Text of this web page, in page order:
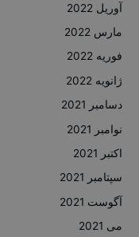
آوریل 2022
مارس 2022
فوریه 2022
ژانویه 2022
دسامبر 2021
نوامبر 2021
اکتبر 2021
سپتامبر 2021
آگوست 2021
می 2021